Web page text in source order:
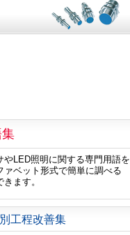
やLED照明に関する専門用語を
ァベット形式で簡単に調べる
ます。
工程改善集